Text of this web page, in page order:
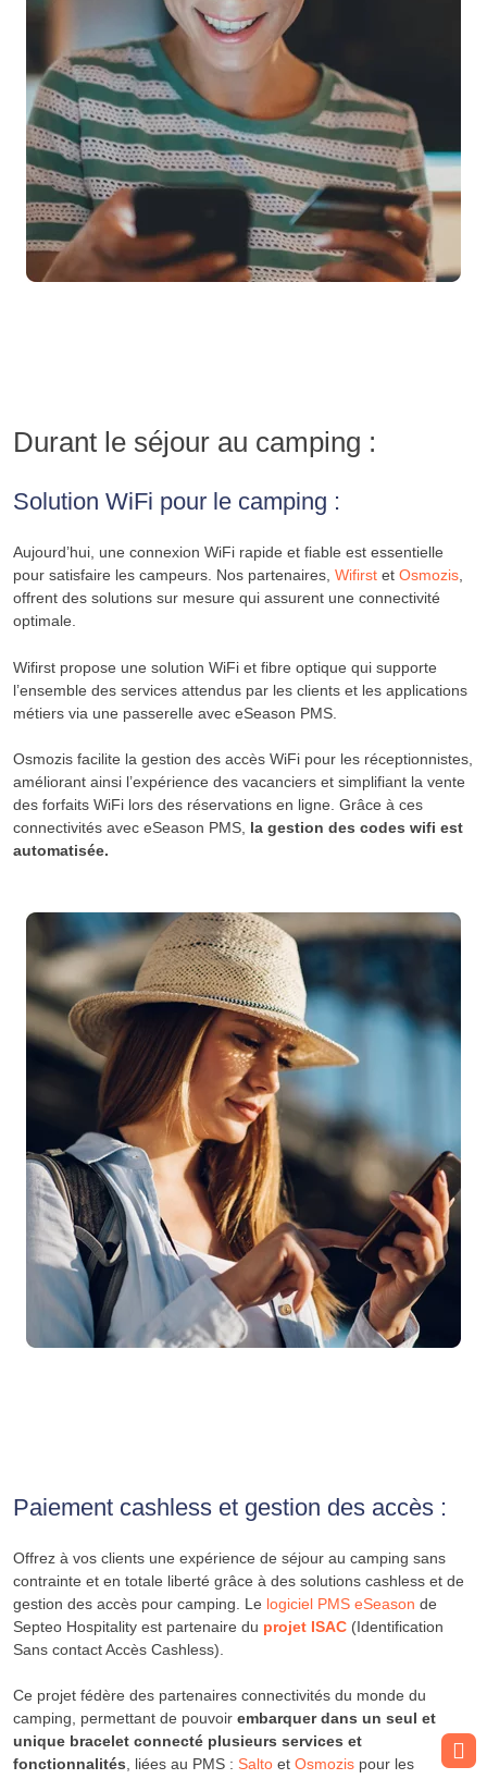
Durant le séjour au camping :
Solution WiFi pour le camping :
Aujourd’hui, une connexion WiFi rapide et fiable est essentielle
pour satisfaire les campeurs. Nos partenaires, Wifirst et Osmozis
offrent des solutions sur mesure qui assurent une connectivité
optimale.
Wifirst propose une solution WiFi et fibre optique qui supporte
l’ensemble des services attendus par les clients et les applications
métiers via une passerelle avec eSeason PMS.
Osmozis facilite la gestion des accès WiFi pour les réceptionnistes,
améliorant ainsi l’expérience des vacanciers et simplifiant la vente
des forfaits WiFi lors des réservations en ligne. Grâce à ces
connectivités avec eSeason PMS, la gestion des codes wifi est
automatisée.
Paiement cashless et gestion des accès :
Offrez à vos clients une expérience de séjour au camping sans
contrainte et en totale liberté grâce à des solutions cashless et de
gestion des accès pour camping. Le logiciel PMS eSeason de
Septeo Hospitality est partenaire du projet ISAC (Identification
Sans contact Accès Cashless).
Ce projet fédère des partenaires connectivités du monde du
camping, permettant de pouvoir embarquer dans un seul et
unique bracelet connecté plusieurs services et
fonctionnalités, liées au PMS : Salto et Osmozis pour les